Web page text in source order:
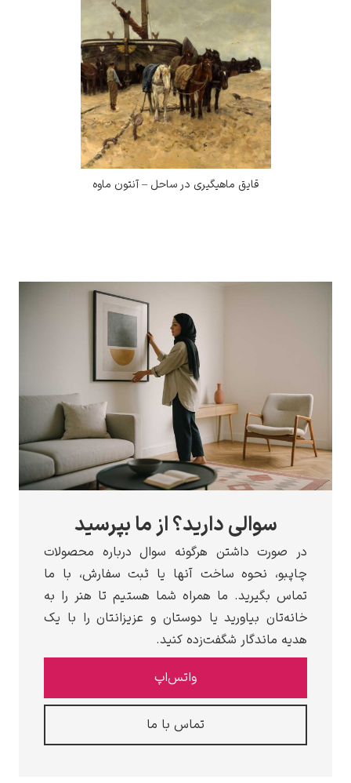
قایق ماهیگیری در ساحل – آنتون ماوه
سوالی دارید؟ از ما بپرسید
در صورت داشتن هرگونه سوال درباره محصولات
چاپبو، نحوه ساخت آنها یا ثبت سفارش، با ما
تماس بگیرید. ما همراه شما هستیم تا هنر را به
خانه‌تان بیاورید یا دوستان و عزیزانتان را با یک
هدیه ماندگار شگفت‌زده کنید.
واتس‌اپ
تماس با ما